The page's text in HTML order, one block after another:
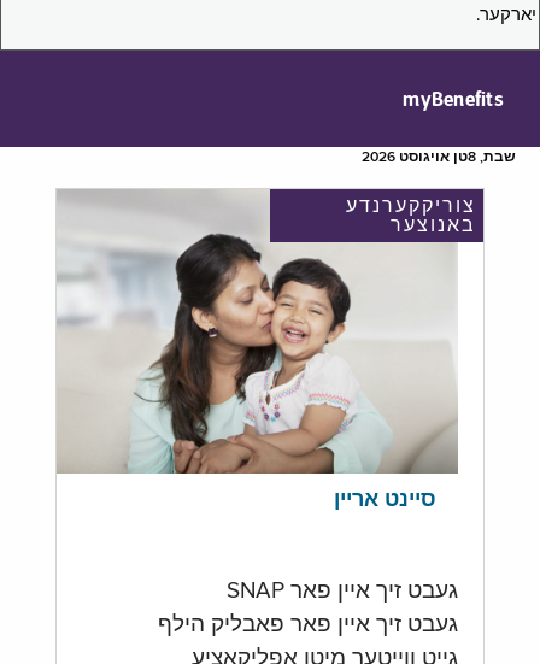
יארקער.
myBenefits
שבת, 8טן אויגוסט 2026
צוריקקערנדע
באנוצער
סיינט אריין
געבט זיך איין פאר SNAP
געבט זיך איין פאר פאבליק הילף
גייט ווייטער מיטן אפליקאציע